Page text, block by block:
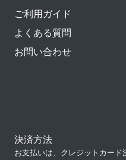
ご利用ガイド
よくある質問
お問い合わせ
決済方法
お支払いは、クレジットカー